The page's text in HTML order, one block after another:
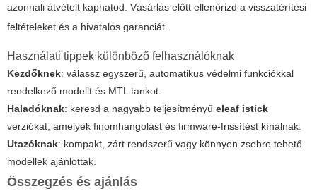
azonnali átvételt kaphatod. Vásárlás előtt ellenőrizd a visszatérítési
feltételeket és a hivatalos garanciát.
Használati tippek különböző felhasználóknak
Kezdőknek: válassz egyszerű, automatikus védelmi funkciókkal
rendelkező modellt és MTL tankot.
Haladóknak: keresd a nagyabb teljesítményű eleaf istick
verziókat, amelyek finomhangolást és firmware-frissítést kínálnak.
Utazóknak: kompakt, zárt rendszerű vagy könnyen zsebre tehető
modellek ajánlottak.
Összegzés és ajánlás